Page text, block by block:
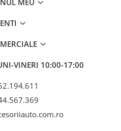
MEU
VINERI 10:00-17:00